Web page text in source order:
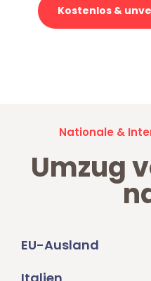
Kostenlos &
Nationale &
Umzug
EU-Ausland